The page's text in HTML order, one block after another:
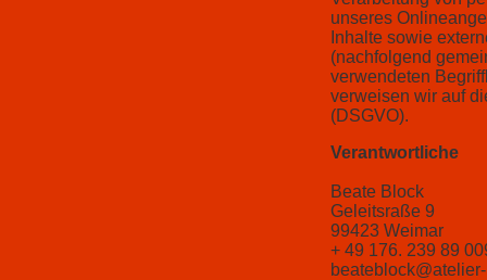
unseres
Inhalte sowie
(nachfolgend
verwendeten
verweisen wir auf
(DSGVO).
Verantwortliche
Beate Block
Geleitsraße 9
99423 Weimar
+ 49 176. 239 89